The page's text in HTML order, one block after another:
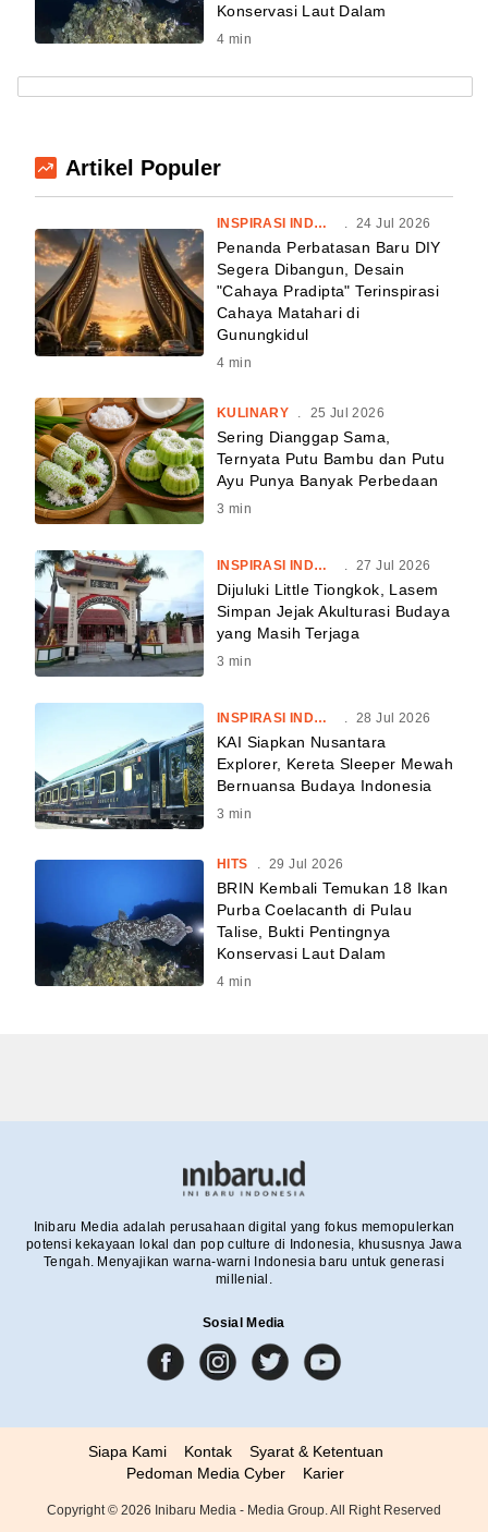
Konservasi Laut Dalam
4 min
Artikel Populer
INSPIRASI INDONESIA 24 Jul 2026
Penanda Perbatasan Baru DIY
Segera Dibangun, Desain
"Cahaya Pradipta" Terinspirasi
Cahaya Matahari di
Gunungkidul
4 min
KULINARY 25 Jul 2026
Sering Dianggap Sama,
Ternyata Putu Bambu dan Putu
Ayu Punya Banyak Perbedaan
3 min
INSPIRASI INDONESIA . 27 Jul 2026
Dijuluki Little Tiongkok, Lasem
Simpan Jejak Akulturasi Budaya
yang Masih Terjaga
3 min
INSPIRASI INDONESIA . 28 Jul 2026
KAI Siapkan Nusantara
Explorer, Kereta Sleeper Mewah
Bernuansa Budaya Indonesia
3 min
HITS . 29 Jul 2026
BRIN Kembali Temukan 18 Ikan
Purba Coelacanth di Pulau
Talise, Bukti Pentingnya
Konservasi Laut Dalam
4 min
Inibaru Media adalah perusahaan digital yang fokus memopulerkan
potensi kekayaan lokal dan pop culture di Indonesia, khususnya Jawa
Tengah. Menyajikan warna-warni Indonesia baru untuk generasi
millenial.
Sosial Media
Siapa Kami Kontak
Syarat & Ketentuan
Pedoman Media Cyber
Karier
Copyright © 2026 Inibaru Media - Media Group. All Right Reserved